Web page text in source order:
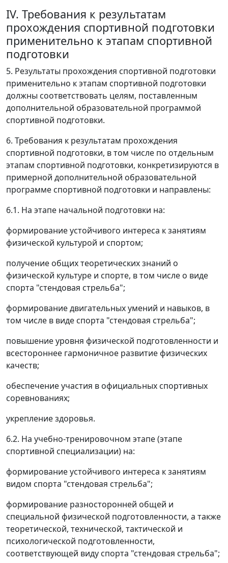
IV. Требования к результатам
прохождения спортивной подготовки
применительно к этапам спортивной
подготовки
5. Результаты прохождения спортивной подготовки
применительно к этапам спортивной подготовки
должны соответствовать целям, поставленным
дополнительной образовательной программой
спортивной подготовки.
6. Требования к результатам прохождения
спортивной подготовки, в том числе по отдельным
этапам спортивной подготовки, конкретизируются в
примерной дополнительной образовательной
программе спортивной подготовки и направлены:
6.1. На этапе начальной подготовки на:
формирование устойчивого интереса к занятиям
физической культурой и спортом;
получение общих теоретических знаний о
физической культуре и спорте, в том числе о виде
спорта "стендовая стрельба";
формирование двигательных умений и навыков, в
том числе в виде спорта "стендовая стрельба";
повышение уровня физической подготовленности и
всестороннее гармоничное развитие физических
качеств;
обеспечение участия в официальных спортивных
соревнованиях;
укрепление здоровья.
6.2. На учебно-тренировочном этапе (этапе
спортивной специализации) на:
формирование устойчивого интереса к занятиям
видом спорта "стендовая стрельба";
формирование разносторонней общей и
специальной физической подготовленности, а также
теоретической, технической, тактической и
психологической подготовленности,
соответствующей виду спорта "стендовая стрельба";